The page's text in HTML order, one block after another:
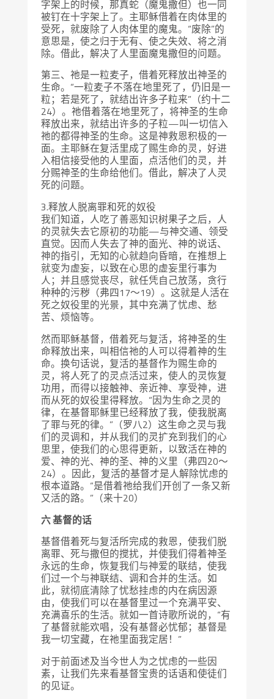
字架上的时候，那真蛇（魔鬼撒但）也一同
被钉在十字架上了。主耶稣借着在肉体里的
受死，就废除了人肉体里的魔鬼。“废除”的
意思是，使之归于无有、使之失效、将之消
除。借此，解决了人里面魔鬼撒但的问题。
第三、祂是一粒麦子，借着死释放出神圣的
生命。“一粒麦子不落在地里死了，仍旧是一
粒；若是死了，就结出许多子粒来”（约十二
24）。祂借着落在地里死了，将神圣的生命
释放出来，就结出许多的子粒—叫一切信入
祂的都得神圣的生命。这是神救恩积极的一
面。主耶稣在复活里成了赐生命的灵，好进
入相信接受他的人里面，点活他们的灵，并
分赐神圣的生命给他们。借此，解决了人灵
死的问题。
3.释放人脱离罪和死的奴役
我们知道，人吃了善恶知识树果子之后，人
的灵就失去它原初的功能—与神交通、领受
直觉。因而人失去了神的面光、神的说话、
神的指引，无知的心就趋向昏暗，在推想上
就变为虚妄，以致在心思的虚妄里行事为
人；并且感觉丧尽，就任凭自己放荡，贪行
种种的污秽（弗四17～19）。这就是人活在
死之奴役里的光景，其中充满了忧虑、愁
苦、烦恼等。
然而耶稣基督，借着死与复活，将神圣的生
命释放出来，叫相信祂的人可以得着神的生
命。换句话说，复活的基督作为赐生命的
灵，将人死了的灵点活过来，使人的灵恢复
功用，而得以接触神、亲近神、享受神，进
而从死的奴役里得释放。“因为生命之灵的
律，在基督耶稣里已经释放了我，使我脱离
了罪与死的律。”（罗八2）这生命之灵与我
们的灵调和，并从我们的灵扩充到我们的心
思里，使我们的心思得更新，以致活在神的
爱、神的光、神的圣、神的义里（弗四20～
24）。因此，复活的基督才是人解除忧虑的
根本道路。“是借着祂给我们开创了一条又新
又活的路。”（来十20）
六 基督的话
基督借着死与复活所完成的救恩，使我们脱
离罪、死与撒但的搅扰，并使我们得着神圣
永远的生命，恢复我们与神爱的联结，使我
们过一个与神联结、调和合并的生活。如
此，就彻底清除了忧愁挂虑的内在病因源
由，使我们可以在基督里过一个充满平安、
充满喜乐的生活。就如一首诗歌所说的，“有
了基督就能欢唱，没有基督必忧郁；基督是
我一切宝藏，在祂里面我定居！”
对于前面述及当今世人为之忧虑的一些因
素，让我们先来看基督宝贵的话语和使徒们
的见证。